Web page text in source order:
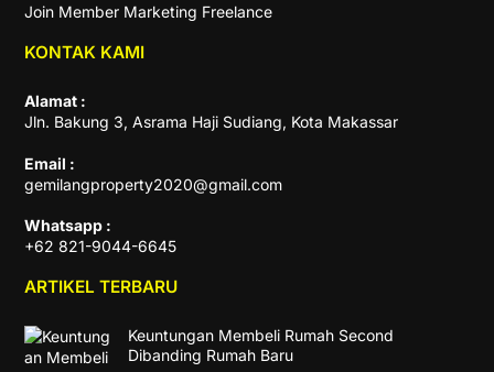
Join Member Marketing Freelance
KONTAK KAMI
Alamat :
Jln. Bakung 3, Asrama Haji Sudiang, Kota Makassar
Email :
gemilangproperty2020@gmail.com
Whatsapp :
+62 821-9044-6645
ARTIKEL TERBARU
Keuntungan Membeli Rumah Second
Dibanding Rumah Baru